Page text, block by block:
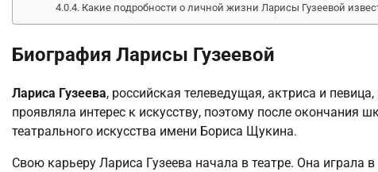
Какие подробности о личной жизни Ларисы Гузеевой
Биография Ларисы Гузеевой
Лариса Гузеева, российская телеведущая, актриса и
проявляла интерес к искусству, поэтому после окончания
театрального искусства имени Бориса Щукина.
Свою карьеру Лариса Гузеева начала в театре. Она играла